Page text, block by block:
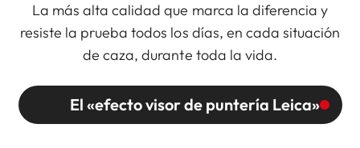
La más alta calidad que marca la diferencia y
resiste la prueba todos los días, en cada situación
de caza, durante toda la vida.
El «efecto visor de puntería Leica»